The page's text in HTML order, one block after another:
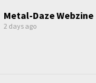
Metal-Daze Webzine
2 days ago